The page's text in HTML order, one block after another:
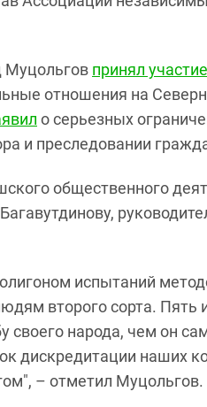
Муцольгов принял участие
отношения на
о серьезных
и преследовании
общественного
испытаний
второго сорта. Пять
своего народа, чем он
дискредитации наших
– отметил Муцольгов.